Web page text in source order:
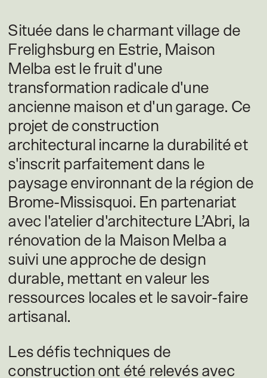
Située dans le charmant village de
Frelighsburg en Estrie, Maison
Melba est le fruit d'une
transformation radicale d'une
ancienne maison et d'un garage. Ce
projet de construction
architectural incarne la durabilité et
s'inscrit parfaitement dans le
paysage environnant de la région de
Brome-Missisquoi. En partenariat
avec l'atelier d'architecture L’Abri, la
rénovation de la Maison Melba a
suivi une approche de design
durable, mettant en valeur les
ressources locales et le savoir-faire
artisanal.
Les défis techniques de
construction ont été relevés avec